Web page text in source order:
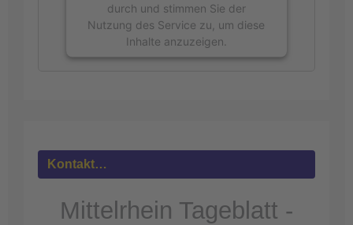
durch und stimmen Sie der
Nutzung des Service zu, um diese
Inhalte anzuzeigen.
powered byUsercentrics Consent
Management Platform
Kontakt…
Mittelrhein Tageblatt -